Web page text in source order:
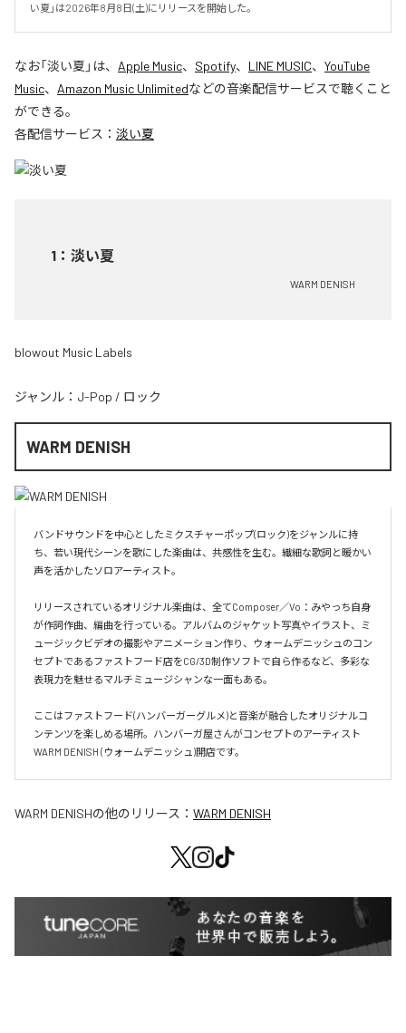
い夏」は2026年8月8日(土)にリリースを開始した。
なお「淡い夏 」は、 Apple Music、 Spotify、 LINE MUSIC、 YouTube
Music、 Amazon Music Unlimitedなどの音楽配信サービスで聴くこと
ができる。
各配信サービス： 淡い夏
1 ： 淡い夏
WARM DENISH
blowout Music Labels
ジャンル： J-Pop / ロック
WARM DENISH
バンドサウンドを中心としたミクスチャーポップ(ロック)をジャンルに持
ち、若い現代シーンを歌にした楽曲は、共感性を生む。繊細な歌詞と暖かい
声を活かしたソロアーティスト。
リリースされているオリジナル楽曲は、全てComposer／Vo：みやっち自身
が作詞作曲、編曲を行っている。アルバムのジャケット写真やイラスト、ミ
ュージックビデオの撮影やアニメーション作り、ウォームデニッシュのコン
セプトであるファストフード店をCG/3D制作ソフトで自ら作るなど、多彩な
表現力を魅せるマルチミュージシャンな一面もある。
ここはファストフード(ハンバーガーグルメ)と音楽が融合したオリジナルコ
ンテンツを楽しめる場所。ハンバーガ屋さんがコンセプトのアーティスト
WARM DENISH (ウォームデニッシュ)開店です。
WARM DENISHの他のリリース： WARM DENISH